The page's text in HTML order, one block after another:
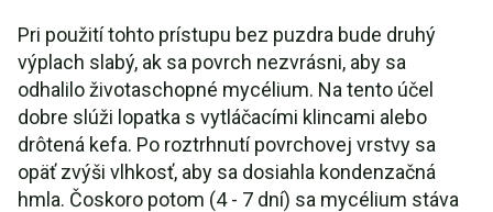
Pri použití tohto prístupu bez puzdra bude druhý
výplach slabý, ak sa povrch nezvrásni, aby sa
odhalilo životaschopné mycélium. Na tento účel
dobre slúži lopatka s vytláčacími klincami alebo
drôtená kefa. Po roztrhnutí povrchovej vrstvy sa
opäť zvýši vlhkosť, aby sa dosiahla kondenzačná
hmla. Čoskoro potom (4 - 7 dní) sa mycélium stáva